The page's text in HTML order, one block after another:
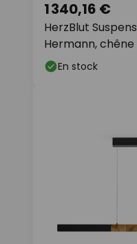
HerzBlut
Hermann,
up/down
1 340,16 €
En stock